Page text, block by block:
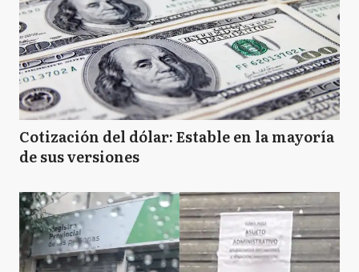
Cotización del dólar: Estable en la mayoría
de sus versiones